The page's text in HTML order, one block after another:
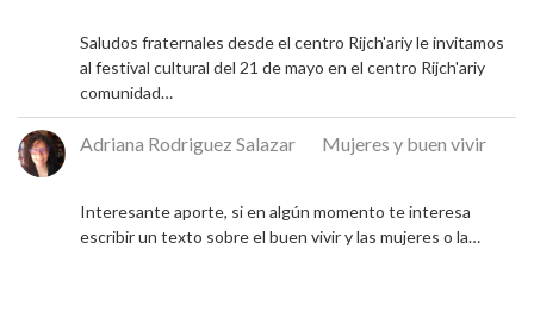
Saludos fraternales desde el centro Rijch'ariy le invitamos
al festival cultural del 21 de mayo en el centro Rijch'ariy
comunidad…
Adriana Rodriguez Salazar Mujeres y buen vivir
Interesante aporte, si en algún momento te interesa
escribir un texto sobre el buen vivir y las mujeres o la…